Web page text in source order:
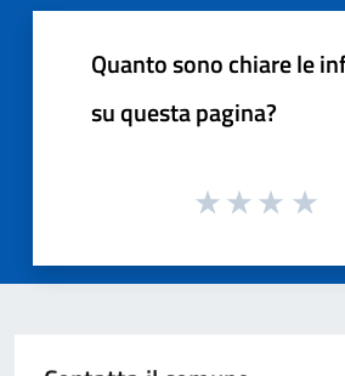
Quanto sono chiare le
su questa pagina?